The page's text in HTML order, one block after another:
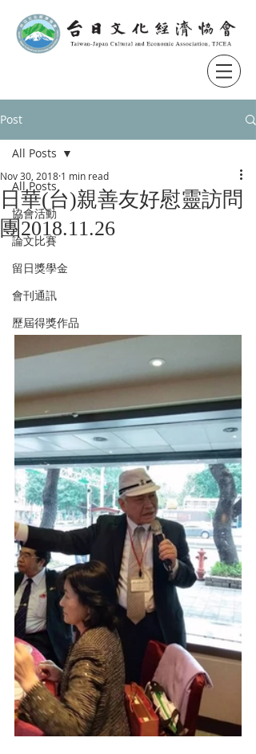
Post
All Posts
協會活動
論文比賽
留日獎學金
會刊通訊
歷屆得獎作品
All Posts
日華(台)親善友好慰靈訪問
團2018.11.26
Nov 30, 2018 1 min read